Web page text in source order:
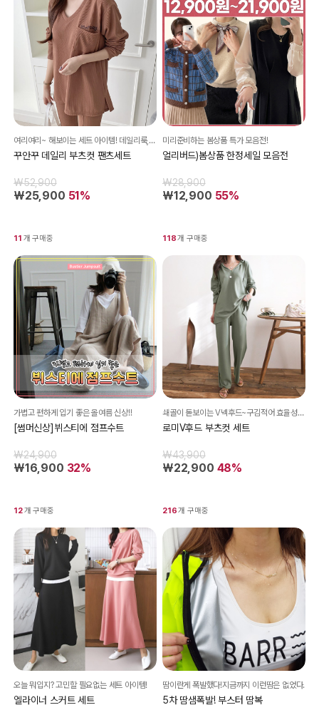
여리여리~ 해보이는 세트 아이템! 데일리룩, 홈웨어룩, 산책룩등 활용도 good~!!
꾸안꾸 데일리 부츠컷 팬츠세트
₩52,900
₩25,900 51%
11 개 구매중
미리준비하는 봄상품 특가 모음전!
얼리버드)봄상품 한정세일 모음전
₩28,900
₩12,900 55%
118개 구매중
가볍고 편하게 입기 좋은 올여름 신상!!
[썸머신상]뷔스티에 점프수트
₩24,900
₩16,900 32%
12개 구매중
쇄골이 돋보이는 V넥후드~구김적어 효율성&가성비갑 세트아이템
로미V후드 부츠컷 세트
₩43,900
₩22,900 48%
216개 구매중
오늘 뭐입지? 고민할 필요없는 세트 아이템!
엘라이너 스커트 세트
땀이란게 폭발했다!지금까지 이런땀은 없었다.
5차 땀샘폭발! 부스터 땀복